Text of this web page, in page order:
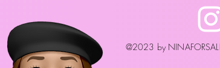
EXTRACTO DE HOJA DE PERILLA OCYMOIDES,
POLÍMERO CRUZADO DE DIMETICONA,
CAPRILIL GLICOL, CAPRILATO DE GLICERILO,
ACETATO DE TOCOFERILO
EDTA DISÓDICO, ETILHEXILGLICERINA, CI
@2023 by